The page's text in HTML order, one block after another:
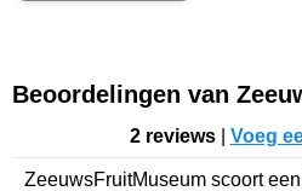
Beoordelingen van
2 reviews| Voeg
ZeeuwsFruitMuseum scoort een